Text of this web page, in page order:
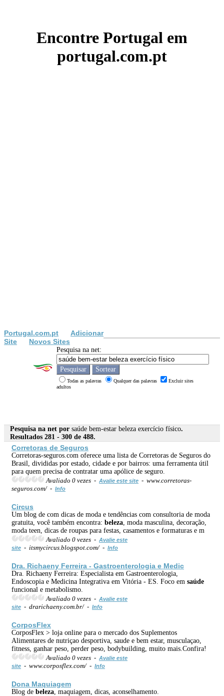
Encontre Portugal em
portugal.com.pt
Portugal.com.pt
Adicionar
Site
Novos Sites
Pesquisa na net:
Todas as palavras Qualquer das palavras
Excluir sites
adultos
Pesquisa na net por saúde bem-estar beleza exercício físico.
Resultados 281 - 300 de 488.
Corretoras de Seguros
Corretoras-seguros.com oferece uma lista de Corretoras de Seguros do
Brasil, divididas por estado, cidade e por bairros: uma ferramenta útil
para quem precisa de contratar uma apólice de seguro.
Avaliado 0 vezes - Avalie este site - www.corretoras-
seguros.com/ - Info
Circus
Um blog de com dicas de moda e tendências com consultoria de moda
gratuita, você também encontra: beleza , moda masculina, decoração,
moda teen, dicas de roupas para festas, casamentos e formaturas e m
Avaliado 0 vezes - Avalie este
site - itsmycircus.blogspot.com/ - Info
Dra. Richaeny Ferreira - Gastroenterologia e Medic
Dra. Richaeny Ferreira: Especialista em Gastroenterologia,
Endoscopia e Medicina Integrativa em Vitória - ES. Foco em saúde
funcional e metabolismo.
Avaliado 0 vezes - Avalie este
site - drarichaeny.com.br/ - Info
CorposFlex
CorposFlex > loja online para o mercado dos Suplementos
Alimentares de nutriçao desportiva, saude e bem estar, musculaçao,
fitness, ganhar peso, perder peso, bodybuilding, muito mais.Confira!
Avaliado 0 vezes - Avalie este
site - www.corposflex.com/ - Info
Dona Maquiagem
Blog de beleza , maquiagem, dicas, aconselhamento.